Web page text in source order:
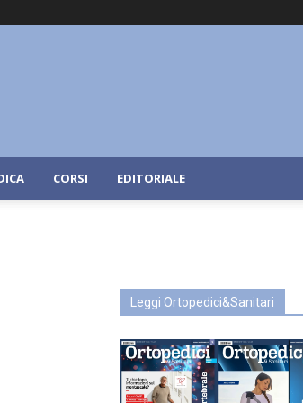
CORSI EDITORIALE
Leggi Ortopedici&Sanitari